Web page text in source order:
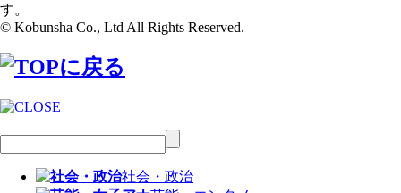
す。
© Kobunsha Co., Ltd All Rights Reserved.
社会・政治